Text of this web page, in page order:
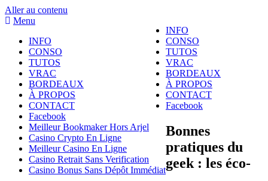
Aller au contenu
Menu
INFO
CONSO
TUTOS
VRAC
BORDEAUX
À PROPOS
CONTACT
Facebook
Meilleur Bookmaker Hors Arjel
Casino Crypto En Ligne
Meilleur Casino En Ligne
Casino Retrait Sans Verification
Casino Bonus Sans Dépôt Immédiat
INFO
CONSO
TUTOS
VRAC
BORDEAUX
À PROPOS
CONTACT
Facebook
Bonnes
pratiques du
geek : les éco-